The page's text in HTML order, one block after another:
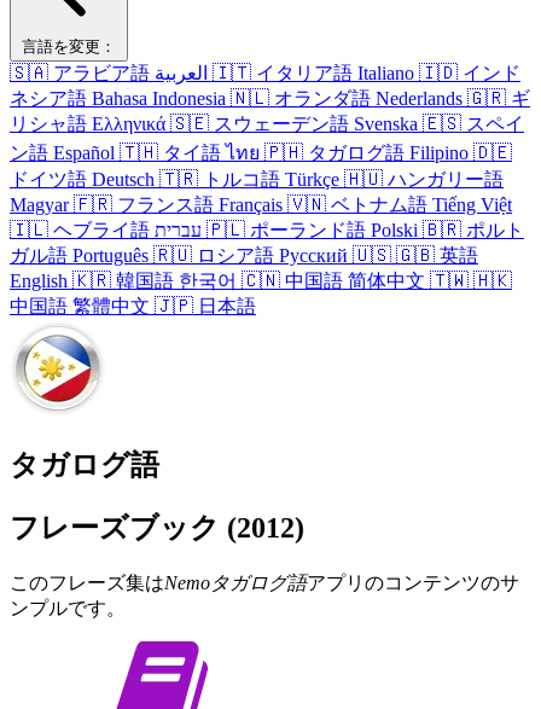
言語を変更：
🇸🇦 アラビア語 العربية 🇮🇹 イタリア語 Italiano 🇮🇩 インド
ネシア語 Bahasa Indonesia 🇳🇱 オランダ語 Nederlands 🇬🇷 ギ
リシャ語 Ελληνικά 🇸🇪 スウェーデン語 Svenska 🇪🇸 スペイ
ン語 Español 🇹🇭 タイ語 ไทย 🇵🇭 タガログ語 Filipino 🇩🇪
ドイツ語 Deutsch 🇹🇷 トルコ語 Türkçe 🇭🇺 ハンガリー語
Magyar 🇫🇷 フランス語 Français 🇻🇳 ベトナム語 Tiếng Việt
🇮🇱 ヘブライ語 עברית 🇵🇱 ポーランド語 Polski 🇧🇷 ポルト
ガル語 Português 🇷🇺 ロシア語 Русский 🇺🇸 🇬🇧 英語
English 🇰🇷 韓国語 한국어 🇨🇳 中国語 简体中文 🇹🇼 🇭🇰
中国語 繁體中文 🇯🇵 日本語
タガログ語
フレーズブック (2012)
この​フレーズ集は​Nemoタガログ語​アプリの​コンテンツの​サ
ンプルです。